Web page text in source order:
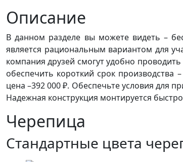
Описание
В данном разделе вы можете видеть –
является рациональным вариантом для
компания друзей смогут удобно
обеспечить короткий срок
цена –392 000 ₽. Обеспечьте условия для
Надежная конструкция монтируется
Черепица
Стандартные цвета